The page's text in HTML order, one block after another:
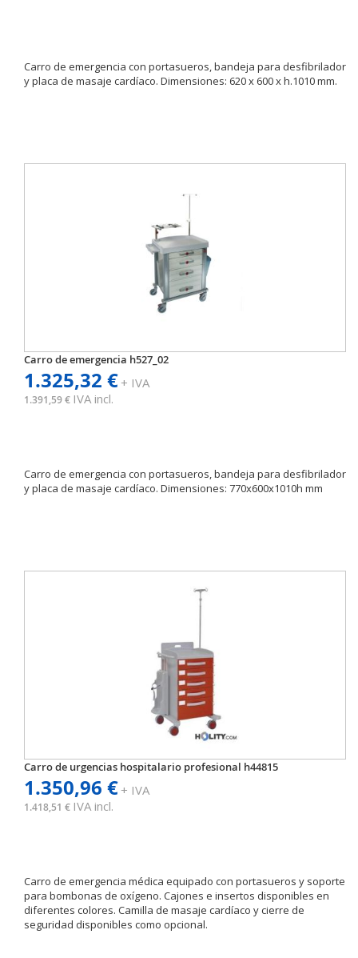
Carro de emergencia con portasueros, bandeja para desfibrilador
y placa de masaje cardíaco. Dimensiones: 620 x 600 x h.1010 mm.
Carro de emergencia h527_02
1.325,32 €+ IVA
1.391,59 € IVA incl.
Carro de emergencia con portasueros, bandeja para desfibrilador
y placa de masaje cardíaco. Dimensiones: 770x600x1010h mm
Carro de urgencias hospitalario profesional h44815
1.350,96 €+ IVA
1.418,51 € IVA incl.
Carro de emergencia médica equipado con portasueros y soporte
para bombonas de oxígeno. Cajones e insertos disponibles en
diferentes colores. Camilla de masaje cardíaco y cierre de
seguridad disponibles como opcional.